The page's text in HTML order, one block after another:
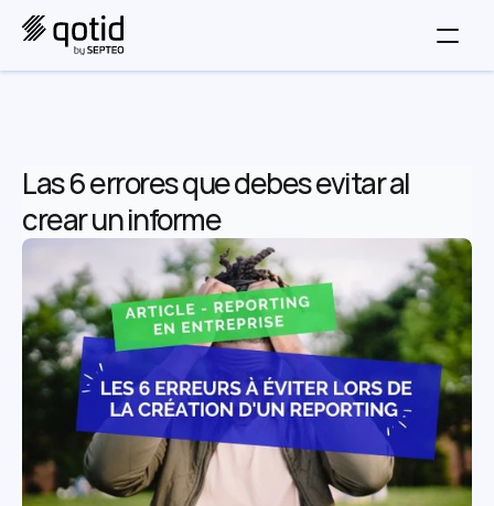
Las 6 errores que debes evitar al
crear un informe